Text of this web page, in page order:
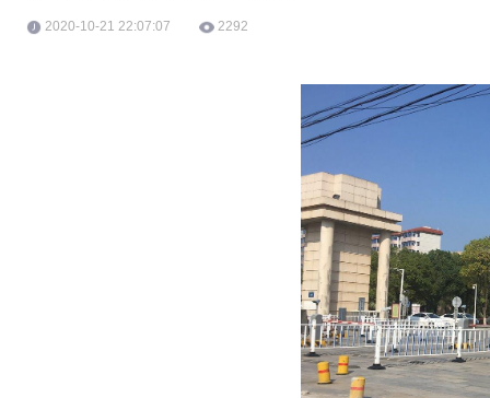
2020-10-21 22:07:07 2292